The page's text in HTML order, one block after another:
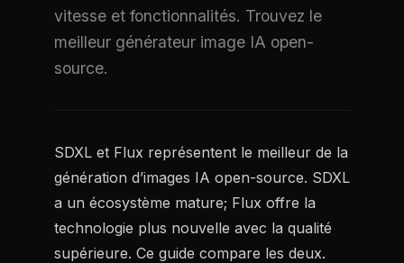
vitesse et fonctionnalités. Trouvez le
meilleur générateur image IA open-
source.
SDXL et Flux représentent le meilleur de la
génération d’images IA open-source. SDXL
a un écosystème mature; Flux offre la
technologie plus nouvelle avec la qualité
supérieure. Ce guide compare les deux.